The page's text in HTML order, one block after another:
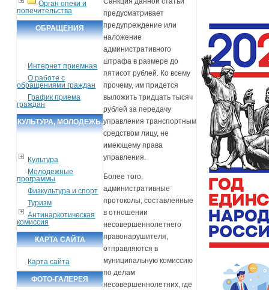
Орган опеки и
попечительства
ОБРАЩЕНИЯ
Интернет приемная
О работе с
обращениями граждан
График приема
граждан
КУЛЬТУРА, МОЛОДЕЖЬ,
Культура
Молодежные
программы
Физкультура и спорт
Туризм
Антинаркотическая
комиссия
КАРТА САЙТА
Карта сайта
ФОТО-ГАЛЕРЕЯ
предусматривает
предупреждение или
наложение
административного
штрафа в размере до
пятисот рублей. Ко всему
прочему, им придется
выложить тридцать тысяч
рублей за передачу
управления транспортным
средством лицу, не
имеющему права
управления.
Более того,
административные
протоколы, составленные
в отношении
несовершеннолетнего
правонарушителя,
отправляются в
муниципальную комиссию
по делам
несовершеннолетних, где